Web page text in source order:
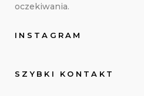
oczekiwania.
INSTAGRAM
SZYBKI KONTAKT